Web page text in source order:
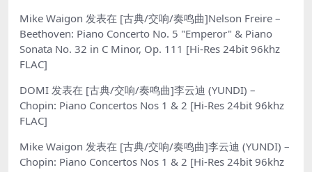
Mike Waigon 发表在 [古典/交响/奏鸣曲]Nelson Freire –
Beethoven: Piano Concerto No. 5 "Emperor" & Piano
Sonata No. 32 in C Minor, Op. 111 [Hi-Res 24bit 96khz
FLAC]
DOMI 发表在 [古典/交响/奏鸣曲]李云迪 (YUNDI) –
Chopin: Piano Concertos Nos 1 & 2 [Hi-Res 24bit 96khz
FLAC]
Mike Waigon 发表在 [古典/交响/奏鸣曲]李云迪 (YUNDI) –
Chopin: Piano Concertos Nos 1 & 2 [Hi-Res 24bit 96khz